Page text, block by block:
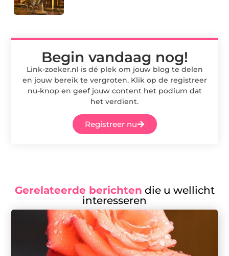
Begin vandaag nog!
Link-zoeker.nl is dé plek om jouw blog te delen
en jouw bereik te vergroten. Klik op de registreer
nu-knop en geef jouw content het podium dat
het verdient.
Registreer nu
Gerelateerde berichten die u wellicht
interesseren